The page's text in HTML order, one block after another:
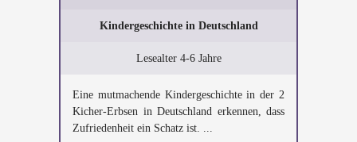
Kindergeschichte in Deutschland
Lesealter 4-6 Jahre
Eine mutmachende Kindergeschichte in der 2
Kicher-Erbsen in Deutschland erkennen, dass
Zufriedenheit ein Schatz ist. ...